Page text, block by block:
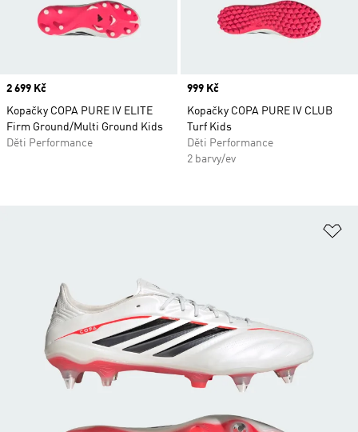
Price
2 699 Kč
Kopačky COPA PURE IV ELITE
Firm Ground/Multi Ground Kids
Děti Performance
Price
999 Kč
Kopačky COPA PURE IV CLUB
Turf Kids
Děti Performance
2 barvy/ev